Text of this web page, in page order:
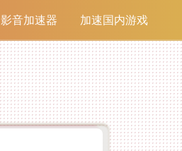
影音加速器 加速国内游戏